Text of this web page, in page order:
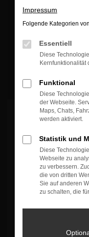
100%
Es wird versucht,
können Daten an
einverstanden
Impressum
Folgende Kategorien
Essentiell
Diese
Kernfunktionalität
Funktional
Diese
der Webseite.
Maps, Chats,
werden aktiviert.
Statistik und
Diese
Webseite zu
zu verbessern.
die von dritten
Sie auf anderen
zu schalten, die